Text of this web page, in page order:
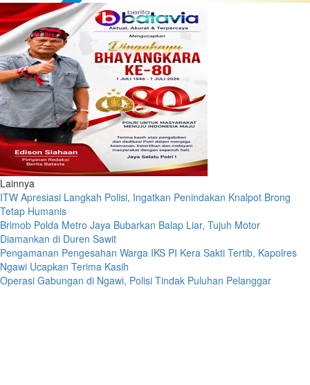
Lainnya
ITW Apresiasi Langkah Polisi, Ingatkan Penindakan Knalpot Brong
Tetap Humanis
Brimob Polda Metro Jaya Bubarkan Balap Liar, Tujuh Motor
Diamankan di Duren Sawit
Pengamanan Pengesahan Warga IKS PI Kera Sakti Tertib, Kapolres
Ngawi Ucapkan Terima Kasih
Operasi Gabungan di Ngawi, Polisi Tindak Puluhan Pelanggar